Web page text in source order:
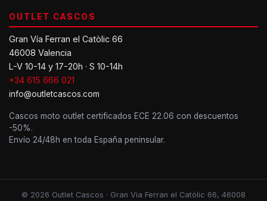
OUTLET CASCOS
Gran Vía Ferran el Catòlic 66
46008 Valencia
L-V 10-14 y 17-20h · S 10-14h
+34 615 666 021
info@outletcascos.com
Cascos moto outlet certificados ECE 22.06 con descuentos
-50%.
Envío 24/48h en toda España peninsular.
© 2026 Outlet Cascos · Gran Vía Ferran el Catòlic 66, 46008